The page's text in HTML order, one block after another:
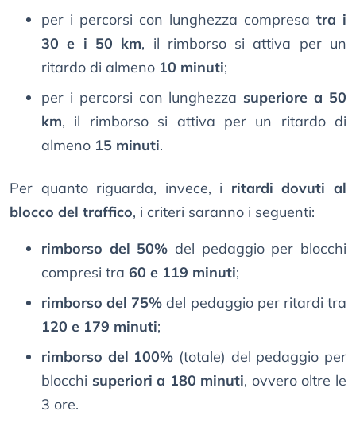
per i percorsi con lunghezza compresa tra i
30 e i 50 km, il rimborso si attiva per un
ritardo di almeno 10 minuti;
per i percorsi con lunghezza superiore a 50
km, il rimborso si attiva per un ritardo di
almeno 15 minuti.
Per quanto riguarda, invece, i ritardi dovuti al
blocco del traffico, i criteri saranno i seguenti:
rimborso del 50% del pedaggio per blocchi
compresi tra 60 e 119 minuti;
rimborso del 75% del pedaggio per ritardi tra
120 e 179 minuti;
rimborso del 100% (totale) del pedaggio per
blocchi superiori a 180 minuti, ovvero oltre le
3 ore.